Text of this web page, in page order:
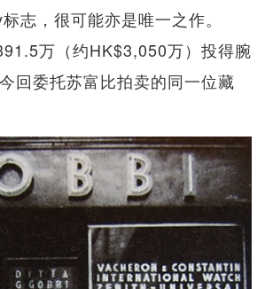
志，很可能亦是唯一之作。
万（约HK$3,050万）投得腕
回委托苏富比拍卖的同一位藏